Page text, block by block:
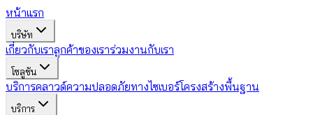
หน้าแรก
บริษัท
เกี่ยวกับเราลูกค้าของเราร่วมงานกับเรา
โซลูชัน
บริการคลาวด์ความปลอดภัยทางไซเบอร์โครงสร้างพื้นฐาน
บริการ